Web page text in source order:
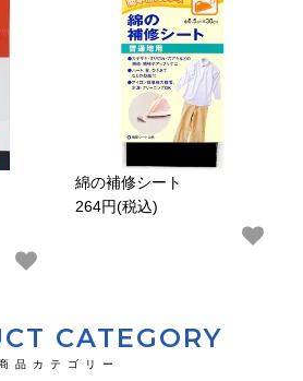
綿の補修シート
264円(税込)
CATEGORY
品カテゴリー